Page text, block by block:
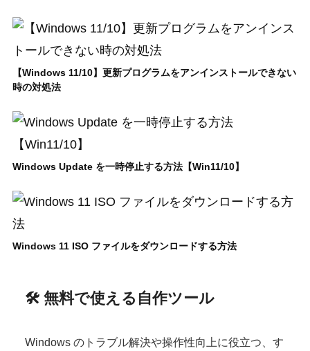
【Windows 11/10】更新プログラムをアンインストールできない
時の対処法
Windows Update を一時停止する方法【Win11/10】
Windows 11 ISO ファイルをダウンロードする方法
🛠 無料で使える自作ツール
Windows のトラブル解決や操作性向上に役立つ、す